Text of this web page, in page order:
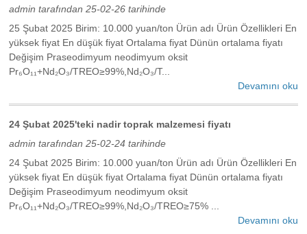
admin tarafından 25-02-26 tarihinde
25 Şubat 2025 Birim: 10.000 yuan/ton Ürün adı Ürün Özellikleri En
yüksek fiyat En düşük fiyat Ortalama fiyat Dünün ortalama fiyatı
Değişim Praseodimyum neodimyum oksit
Pr₆O₁₁+Nd₂O₃/TREO≥99%,Nd₂O₃/T...
Devamını oku
24 Şubat 2025'teki nadir toprak malzemesi fiyatı
admin tarafından 25-02-24 tarihinde
24 Şubat 2025 Birim: 10.000 yuan/ton Ürün adı Ürün Özellikleri En
yüksek fiyat En düşük fiyat Ortalama fiyat Dünün ortalama fiyatı
Değişim Praseodimyum neodimyum oksit
Pr₆O₁₁+Nd₂O₃/TREO≥99%,Nd₂O₃/TREO≥75% ...
Devamını oku